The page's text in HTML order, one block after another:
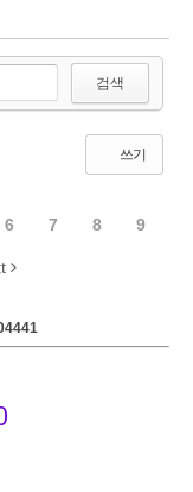
30 산업평균...
검색
쓰기
6 7 8 9